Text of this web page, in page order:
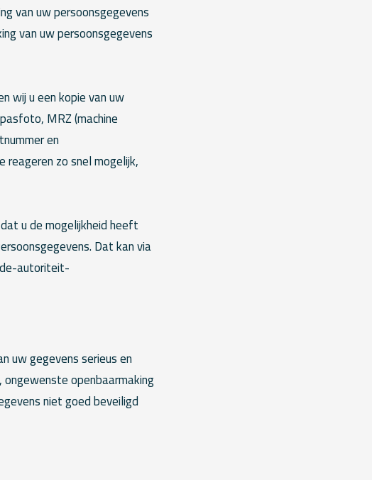
van uw persoonsgegevens
van uw persoonsgegevens
wij u een kopie van uw
MRZ (machine
en
reageren zo snel mogelijk,
u de mogelijkheid heeft
Dat kan via
autoriteit-
uw gegevens serieus en
openbaarmaking
niet goed beveiligd